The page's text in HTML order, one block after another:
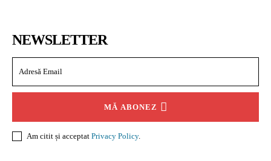
NEWSLETTER
MĂ ABONEZ
Am citit și acceptat Privacy Policy.